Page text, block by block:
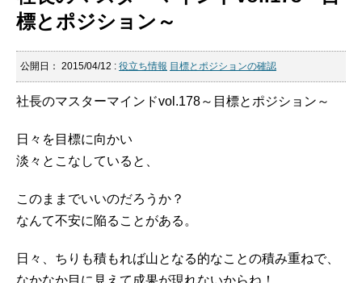
標とポジション～
公開日： 2015/04/12 : 役立ち情報 目標とポジションの確認
社長のマスターマインドvol.178～目標とポジション～
日々を目標に向かい
淡々とこなしていると、
このままでいいのだろうか？
なんて不安に陥ることがある。
日々、ちりも積もれば山となる的なことの積み重ねで、
なかなか目に見えて成果が現れないからね！